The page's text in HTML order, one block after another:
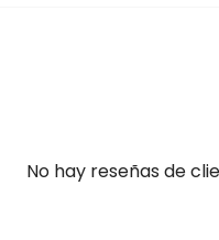
No hay reseñas de